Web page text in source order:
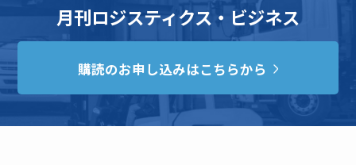
月刊ロジスティクス・ビジネス
購読のお申し込みはこちらから